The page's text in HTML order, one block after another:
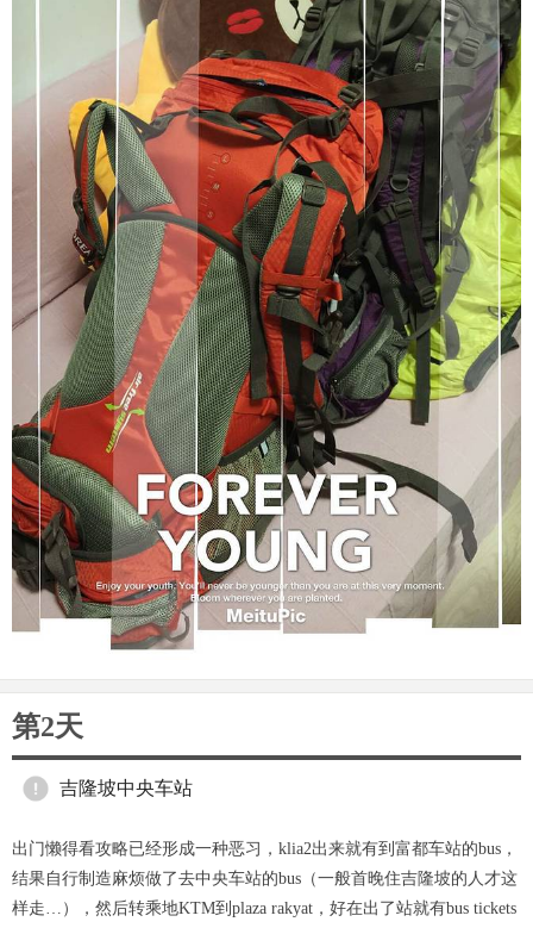
第2天
吉隆坡中央车站
出门懒得看攻略已经形成一种恶习，klia2出来就有到富都车站的bus，
结果自行制造麻烦做了去中央车站的bus（一般首晚住吉隆坡的人才这
样走…），然后转乘地KTM到plaza rakyat，好在出了站就有bus tickets